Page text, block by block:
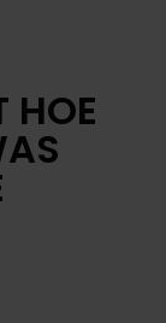
HOE